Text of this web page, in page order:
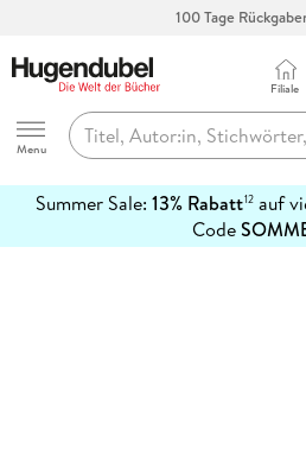
100 Tage
Hugendubel
Menu
Filiale
Summer Sale: 13% Rabatt12auf
Code
erfahren